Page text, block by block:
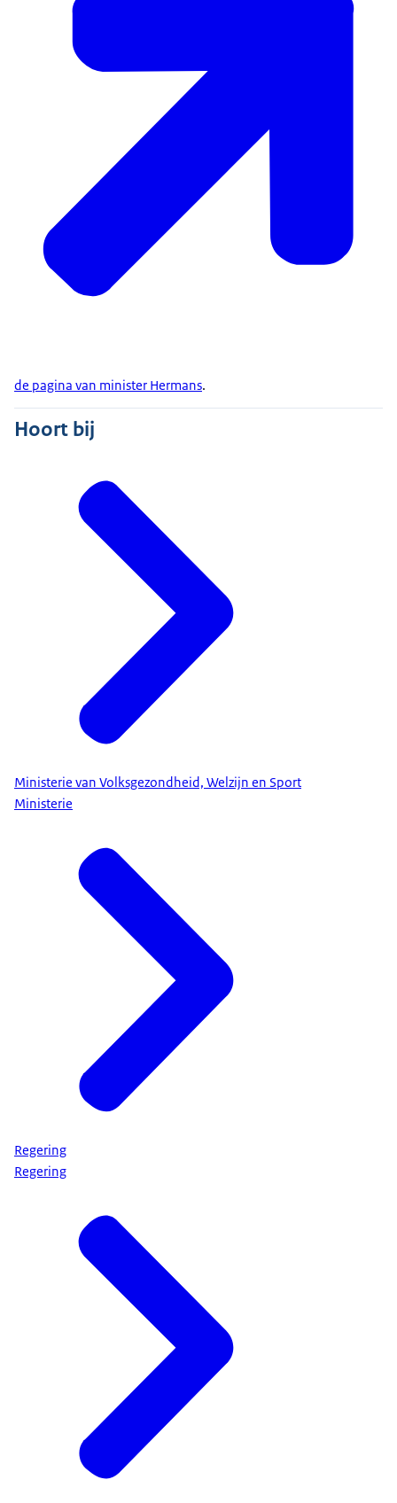
de pagina van minister Hermans.
Hoort bij
Ministerie van Volksgezondheid, Welzijn en Sport
Ministerie
Regering
Regering